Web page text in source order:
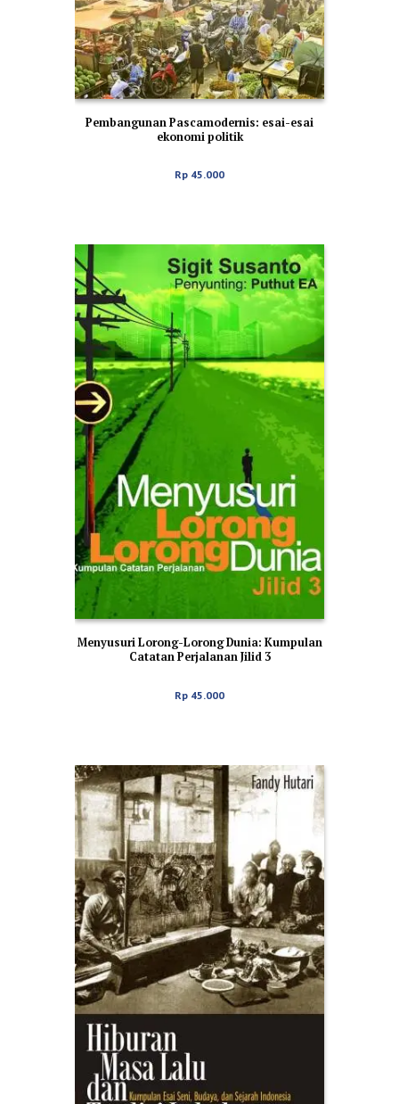
Pembangunan Pascamodernis: esai-esai
ekonomi politik
Rp 45.000
Menyusuri Lorong-Lorong Dunia: Kumpulan
Catatan Perjalanan Jilid 3
Rp 45.000